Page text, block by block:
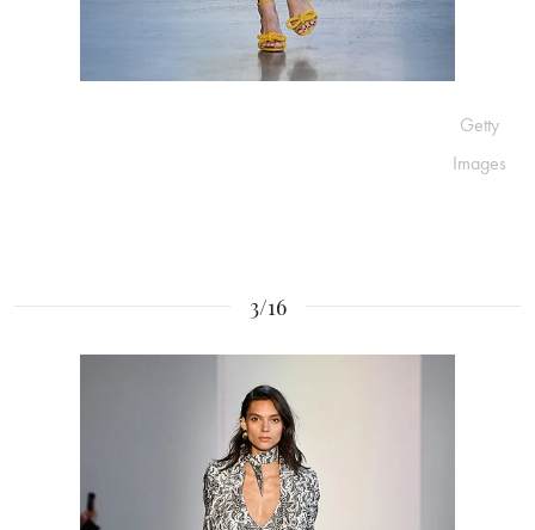
Getty
Images
3/16